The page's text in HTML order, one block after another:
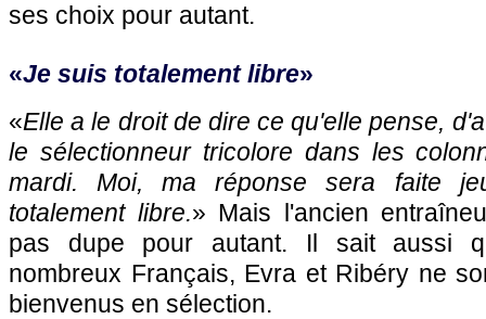
ses choix pour autant.
«Je suis totalement libre»
«Elle a le droit de dire ce qu'elle pense,
le sélectionneur tricolore dans les
mardi. Moi, ma réponse sera faite
totalement libre.» Mais l'ancien
pas dupe pour autant. Il sait aussi
nombreux Français, Evra et Ribéry ne
bienvenus en sélection.